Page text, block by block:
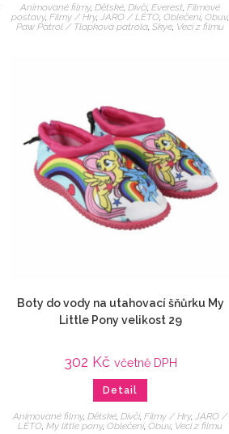
Animované filmy,Dětské ,Dívčí,Everest ,Filmové
postavy,Filmy / Hry, JARO / LÉTO ,Oblečení,Obuv,
Paw Patrol / Tlapková patrola ,Skye Veci z filmu
Boty do vody na utahovací šňůrku My
Little Pony velikost 29
302 Kč včetně DPH
Detail
Animované filmy,Dětské,Dívčí,Filmy / Hry,JARO /
LÉTO,My little pony,Oblečení,Obuv, Veci z filmu